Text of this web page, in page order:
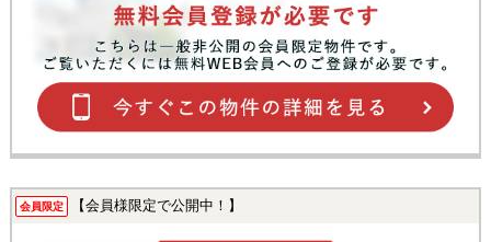
会員限定 【会員様限定で公開中！】